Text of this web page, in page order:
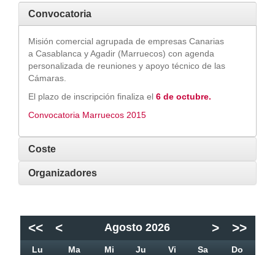
▼
Convocatoria
Misión comercial agrupada de empresas Canarias
a Casablanca y Agadir (Marruecos) con agenda
personalizada de reuniones y apoyo técnico de las
Cámaras.
El plazo de inscripción finaliza el 6 de octubre.
Convocatoria Marruecos 2015
Coste
Organizadores
<< < Agosto 2026 > >>
Lu Ma Mi Ju Vi Sa Do